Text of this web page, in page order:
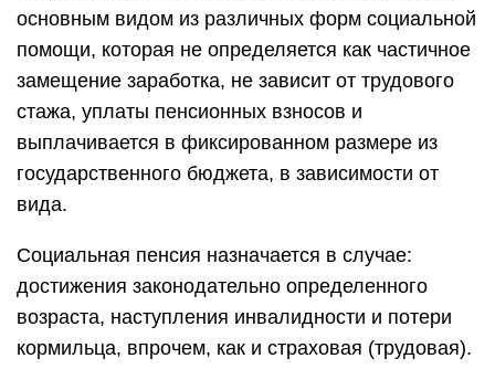
основным видом из различных форм социальной
помощи, которая не определяется как частичное
замещение заработка, не зависит от трудового
стажа, уплаты пенсионных взносов и
выплачивается в фиксированном размере из
государственного бюджета, в зависимости от
вида.
Социальная пенсия назначается в случае:
достижения законодательно определенного
возраста, наступления инвалидности и потери
кормильца, впрочем, как и страховая (трудовая).